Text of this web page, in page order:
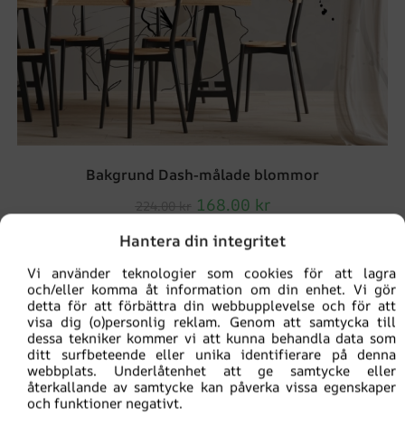
Hantera din integritet
Vi använder teknologier som cookies för att lagra
och/eller komma åt information om din enhet. Vi gör
detta för att förbättra din webbupplevelse och för att
visa dig (o)personlig reklam. Genom att samtycka till
dessa tekniker kommer vi att kunna behandla data som
ditt surfbeteende eller unika identifierare på denna
webbplats. Underlåtenhet att ge samtycke eller
återkallande av samtycke kan påverka vissa egenskaper
och funktioner negativt.
Bakgrund Dash-målade blommor
224.00kr 168.00 kr